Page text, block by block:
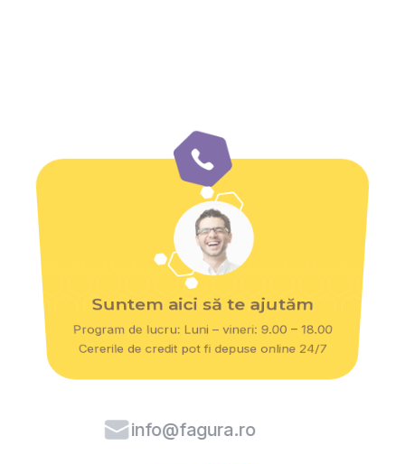
Suntem aici să te ajutăm
Program de lucru: Luni – vineri: 9.00 – 18.00
Cererile de credit pot fi depuse online 24/7
info@fagura.ro